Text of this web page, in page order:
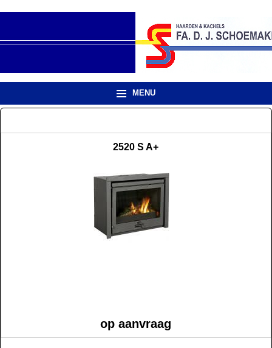
MENU
2520 S A+
op aanvraag